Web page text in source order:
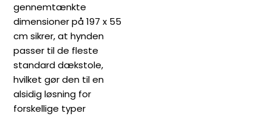
gennemtænkte
dimensioner på 197 x 55
cm sikrer, at hynden
passer til de fleste
standard dækstole,
hvilket gør den til en
alsidig løsning for
forskellige typer